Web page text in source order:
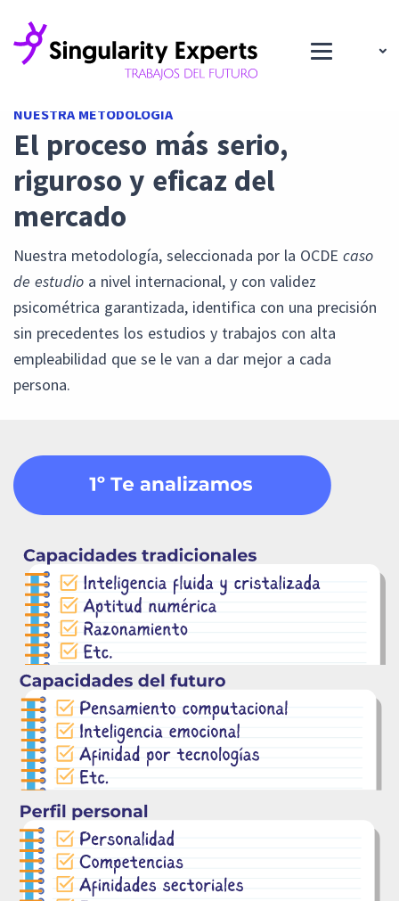
NUESTRA METODOLOGÍA
El proceso más serio,
riguroso y eficaz del
mercado
Nuestra metodología, seleccionada por la OCDE caso
de estudio a nivel internacional, y con validez
psicométrica garantizada, identifica con una precisión
sin precedentes los estudios y trabajos con alta
empleabilidad que se le van a dar mejor a cada
persona.